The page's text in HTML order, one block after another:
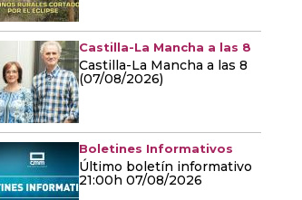
Castilla-La Mancha a las 8
Castilla-La Mancha a las 8
(07/08/2026)
Boletines Informativos
Último boletín informativo
21:00h 07/08/2026